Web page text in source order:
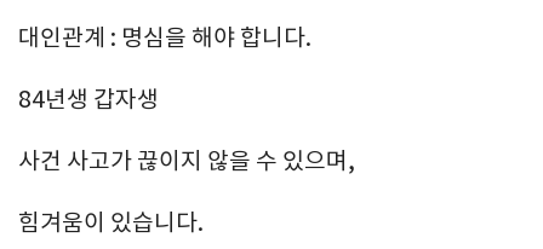
대인관계 : 명심을 해야 합니다.
84년생 갑자생
사건 사고가 끊이지 않을 수 있으며,
힘겨움이 있습니다.